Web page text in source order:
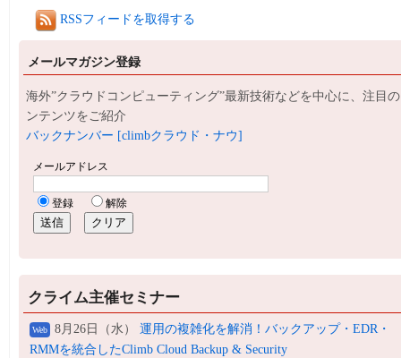
RSSフィードを取得する
メールマガジン登録
海外”クラウドコンピューティング”最新技術などを中心に、注目
ンテンツをご紹介
バックナンバー [climbクラウド・ナウ]
クライム主催セミナー
Web 8月26日（水） 運用の複雑化を解消！バックアップ・EDR・
RMMを統合したClimb Cloud Backup & Security